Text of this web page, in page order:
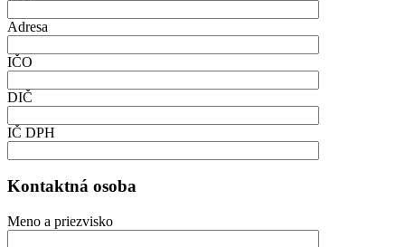
Adresa
IČO
DIČ
IČ DPH
Kontaktná osoba
Meno a priezvisko